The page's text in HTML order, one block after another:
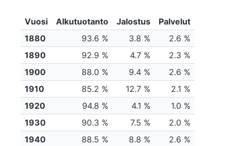
Vuosi Alkutuotanto Jalostus
Palvelut
1880
93.6 % 3.8 %
2.6 %
1890
92.9 % 4.7 %
2.3 %
1900
88.0 % 9.4 %
2.6 %
1910
85.2 % 12.7 %
2.1 %
1920
94.8 % 4.1 %
1.0 %
1930
90.3 % 7.5 %
2.0 %
1940
88.5 % 8.8 %
2.6 %